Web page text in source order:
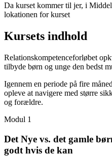
Da kurset kommer til jer, i
lokationen for kurset
Kursets indhold
Relationskompetenceforløbet
tilbyde børn og unge den bedst
Igennem en periode på fire
opleve at navigere med større
og forældre.
Modul 1
Det Nye vs. det gamle
godt hvis de kan